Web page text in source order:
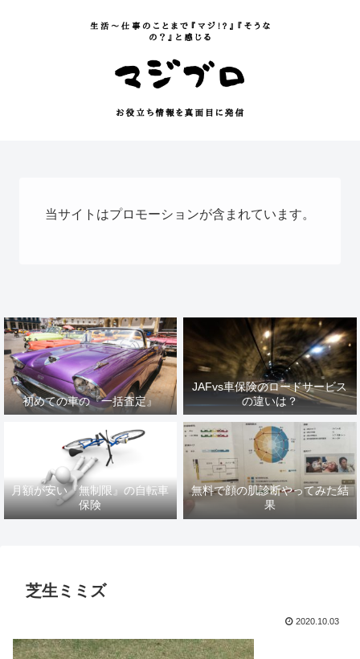
当サイトはプロモーションが含まれています。
初めての車の『一括査定』
JAFvs車保険のロードサービス
の違いは？
月額が安い『無制限』の自転車
保険
無料で顔の肌診断やってみた結
果
芝生ミミズ
2020.10.03